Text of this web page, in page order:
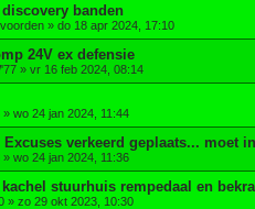
banden
» do 18 apr 2024, 17:10
24V ex defensie
» vr 16 feb 2024, 08:14
» wo 24 jan 2024, 11:44
Excuses verkeerd geplaats... moet
» wo 24 jan 2024, 11:36
stuurhuis rempedaal en
» zo 29 okt 2023, 10:30